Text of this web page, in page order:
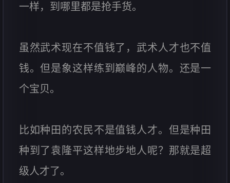
一样，到哪里都是抢手货。
虽然武术现在不值钱了，武术人才也不值
钱。但是象这样练到巅峰的人物。还是一
个宝贝。
比如种田的农民不是值钱人才。但是种田
种到了袁隆平这样地步地人呢？那就是超
级人才了。